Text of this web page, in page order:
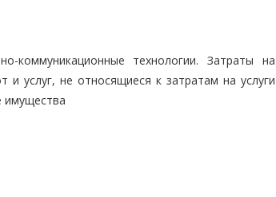
коммуникационные технологии. Затраты на
и услуг, не относящиеся к затратам на услуги
имущества